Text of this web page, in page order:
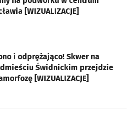
[WIZUALIZACJE]
i odprężająco! Skwer na
Świdnickim przejdzie
[WIZUALIZACJE]